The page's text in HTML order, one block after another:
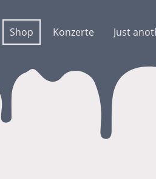
Shop Konzerte